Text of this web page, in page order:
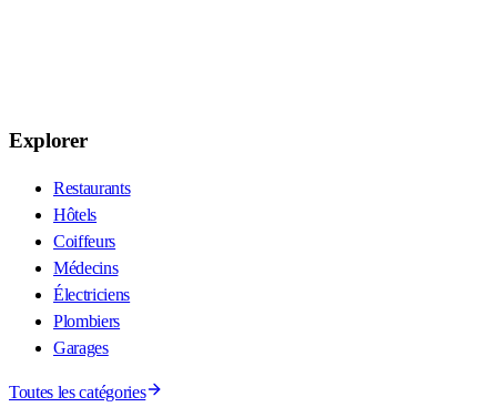
Explorer
Restaurants
Hôtels
Coiffeurs
Médecins
Électriciens
Plombiers
Garages
Toutes les catégories